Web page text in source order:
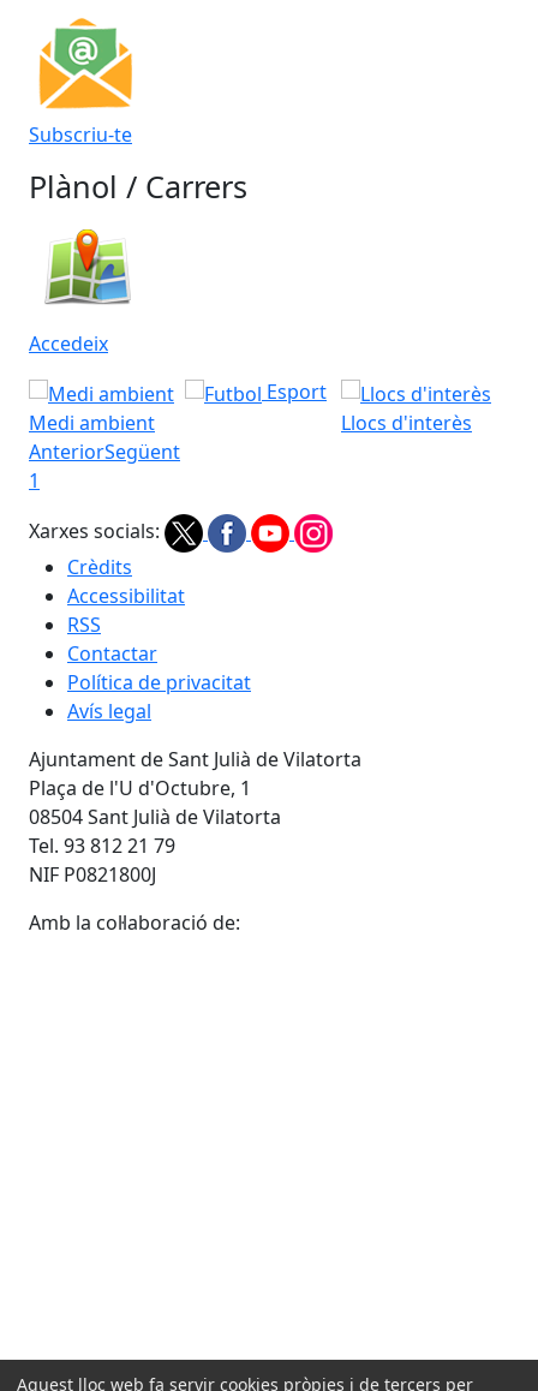
Subscriu-te
Plànol / Carrers
Accedeix
Medi ambient
Esport
Llocs d'interès
AnteriorSegüent
1
Xarxes socials:
Crèdits
Accessibilitat
RSS
Contactar
Política de privacitat
Avís legal
Ajuntament de Sant Julià de Vilatorta
Plaça de l'U d'Octubre, 1
08504 Sant Julià de Vilatorta
Tel. 93 812 21 79
NIF P0821800J
Amb la col·laboració de:
Aquest lloc web fa servir cookies pròpies i de tercers per